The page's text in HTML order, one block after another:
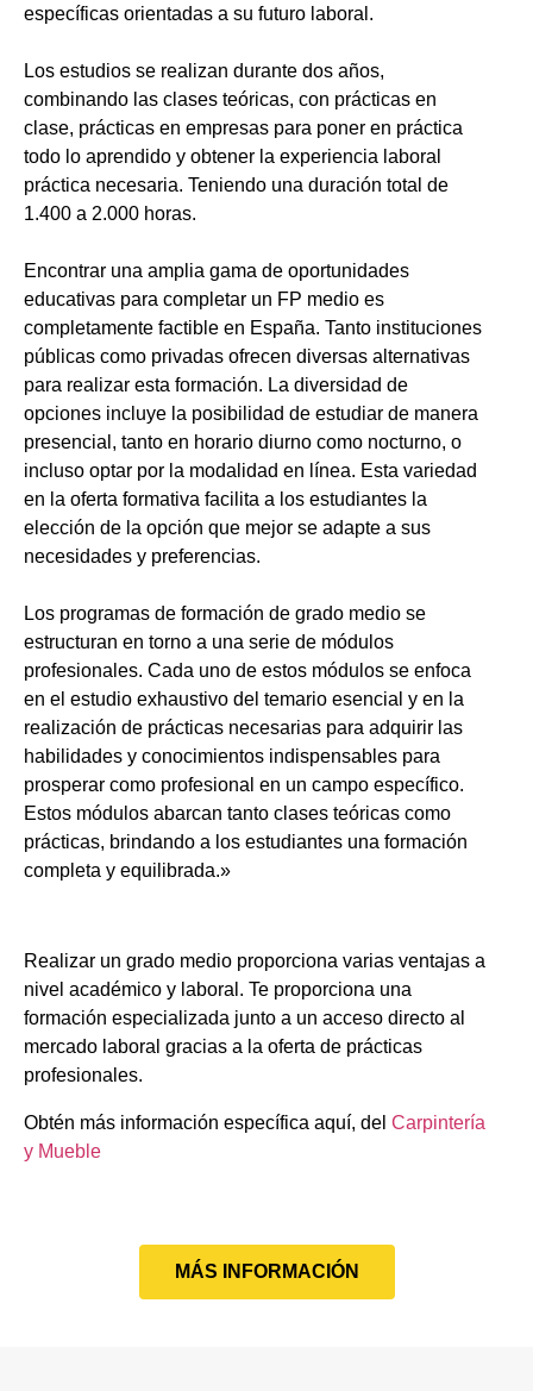
específicas orientadas a su futuro laboral.
Los estudios se realizan durante dos años,
combinando las clases teóricas, con prácticas en
clase, prácticas en empresas para poner en práctica
todo lo aprendido y obtener la experiencia laboral
práctica necesaria. Teniendo una duración total de
1.400 a 2.000 horas.
Encontrar una amplia gama de oportunidades
educativas para completar un FP medio es
completamente factible en España. Tanto instituciones
públicas como privadas ofrecen diversas alternativas
para realizar esta formación. La diversidad de
opciones incluye la posibilidad de estudiar de manera
presencial, tanto en horario diurno como nocturno, o
incluso optar por la modalidad en línea. Esta variedad
en la oferta formativa facilita a los estudiantes la
elección de la opción que mejor se adapte a sus
necesidades y preferencias.
Los programas de formación de grado medio se
estructuran en torno a una serie de módulos
profesionales. Cada uno de estos módulos se enfoca
en el estudio exhaustivo del temario esencial y en la
realización de prácticas necesarias para adquirir las
habilidades y conocimientos indispensables para
prosperar como profesional en un campo específico.
Estos módulos abarcan tanto clases teóricas como
prácticas, brindando a los estudiantes una formación
completa y equilibrada.»
Realizar un grado medio proporciona varias ventajas a
nivel académico y laboral. Te proporciona una
formación especializada junto a un acceso directo al
mercado laboral gracias a la oferta de prácticas
profesionales.
Obtén más información específica aquí, del Carpintería
y Mueble
MÁS INFORMACIÓN